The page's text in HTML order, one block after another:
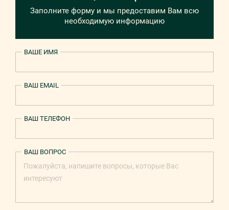
Заполните форму и мы предоставим Вам всю
необходимую информацию
ВАШЕ ИМЯ
ВАШ EMAIL
ВАШ ТЕЛЕФОН
ВАШ ВОПРОС